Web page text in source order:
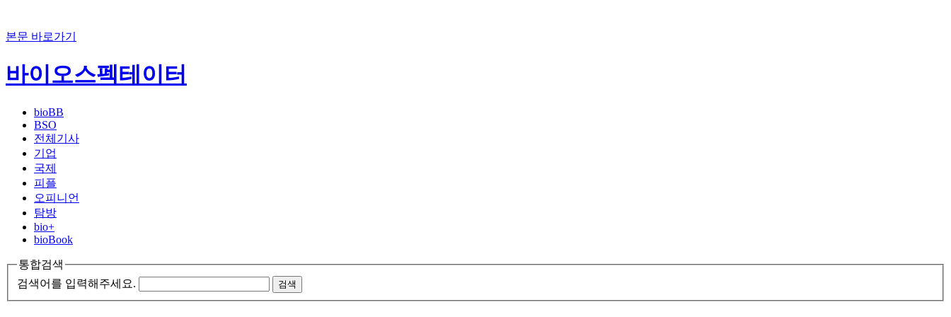
본문 바로가기
바이오스펙테이터
bioBB
BSO
전체기사
기업
국제
피플
오피니언
탐방
bio+
bioBook
통합검색
검색어를 입력해주세요.
검색